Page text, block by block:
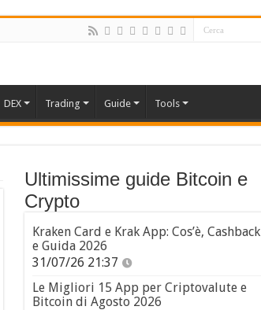
DEX Trading Guide Tools
Ultimissime guide Bitcoin e
Crypto
Kraken Card e Krak App: Cos’è, Cashback
e Guida 2026
31/07/26 21:37
Le Migliori 15 App per Criptovalute e
Bitcoin di Agosto 2026